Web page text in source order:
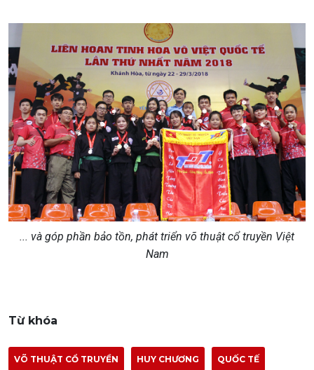
... và góp phần bảo tồn, phát triển võ thuật cổ truyền Việt
Nam
Từ khóa
VÕ THUẬT CỔ TRUYỀN HUY CHƯƠNG QUỐC TẾ